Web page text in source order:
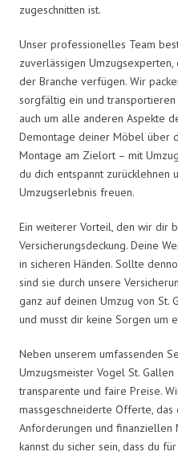
zugeschnitten ist.
Unser professionelles Team
zuverlässigen
der Branche verfügen. Wir
sorgfältig ein und transportieren
auch um alle anderen Aspekte
Demontage deiner Möbel über
Montage am Zielort – mit
du dich entspannt zurücklehnen
Umzugserlebnis freuen.
Ein weiterer Vorteil, den wir dir
Versicherungsdeckung. Deine
in sicheren Händen. Sollte
sind sie durch unsere
ganz auf deinen Umzug von St.
und musst dir keine Sorgen um
Neben unserem umfassenden
Umzugsmeister Vogel St.
transparente und faire Preise.
massgeschneiderte Offerte,
Anforderungen und finanziellen
kannst du sicher sein, dass du